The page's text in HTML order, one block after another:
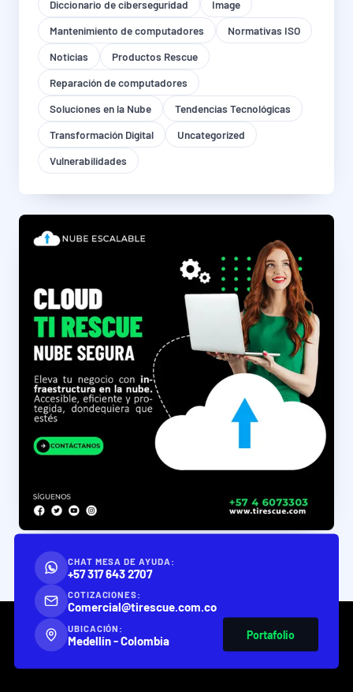
Diccionario de ciberseguridad
Image
Mantenimiento de computadores
Normativas ISO
Noticias
Productos Rescue
Reparación de computadores
Soluciones en la Nube
Tendencias Tecnológicas
Transformación Digital
Uncategorized
Vulnerabilidades
CHAT MESA DE AYUDA:
+57 317 643 2707
COTIZACIONES:
Comercial@tirescue.com.co
UBICACIÓN:
Medellín - Colombia Portafolio